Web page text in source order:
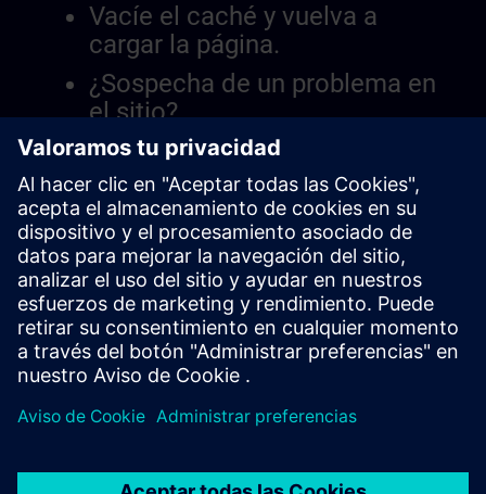
Vacíe el caché y vuelva a
cargar la página.
¿Sospecha de un problema en
el sitio?